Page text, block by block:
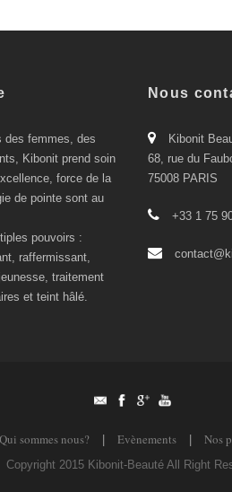
des femmes, des
Kibonit prend soin
force de la
de pointe sont au
pouvoirs :
raffermissant,
traitement
et teint hâlé.
Nous
Kibonit
68, rue du
75008 PARIS
+33 1 75
Qui sommes nous? Evènements Nos
Copyright 2015 Kibonit-Beauté All Right